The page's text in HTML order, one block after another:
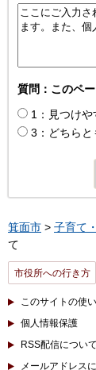
質問：このペ
1：見つけや
3：どちらと
箕面市 > 子育て
て
市役所への行き方
このサイトの使
個人情報保護
RSS配信について
メールアドレス